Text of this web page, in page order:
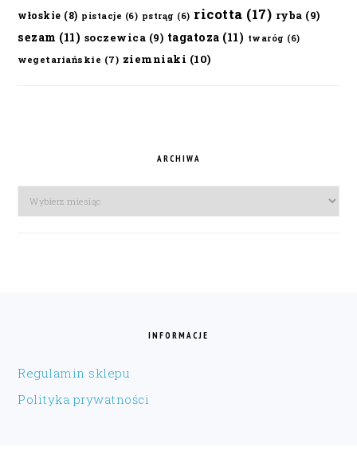
włoskie (8) pistacje (6) pstrąg (6) ricotta (17) ryba (9)
sezam (11) soczewica (9) tagatoza (11) twaróg (6)
wegetariańskie (7) ziemniaki (10)
ARCHIWA
Archiwa
INFORMACJE
Regulamin sklepu
Polityka prywatności